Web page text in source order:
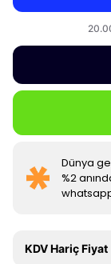
Dünya
%2
KDV Hariç Fiyat